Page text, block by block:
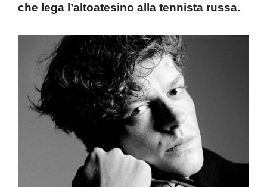
che lega l’altoatesino alla tennista russa.